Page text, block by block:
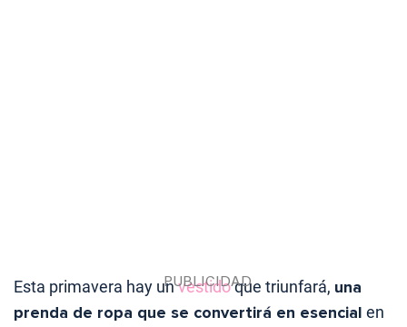
Esta primavera hay unvestidoque triunfará, una
prenda de ropa que se convertirá en esencial en